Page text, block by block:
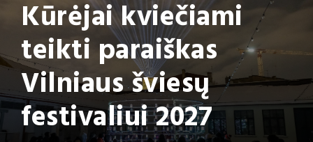
Kūrėjai kviečiami
teikti paraiškas
Vilniaus šviesų
festivaliui 2027